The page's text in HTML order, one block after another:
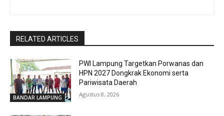
RELATED ARTICLES
BANDAR LAMPUNG
PWI Lampung Targetkan Porwanas dan
HPN 2027 Dongkrak Ekonomi serta
Pariwisata Daerah
Agustus 8, 2026